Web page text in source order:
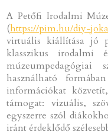
A Petőfi Irodalmi
(https://pim.hu/diy-
virtuális kiállítása jó
klasszikus irodalmi
múzeumpedagógiai
használható
információkat
támogat: vizuális,
egyszerre szól
iránt érdeklődő